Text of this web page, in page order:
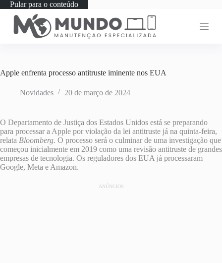
Pular para o conteúdo
Apple enfrenta processo antitruste iminente nos EUA
Novidades 20 de março de 2024
O Departamento de Justiça dos Estados Unidos está se preparando
para processar a Apple por violação da lei antitruste já na quinta-feira,
relata Bloomberg. O processo será o culminar de uma investigação que
começou inicialmente em 2019 como uma revisão antitruste de grandes
empresas de tecnologia. Os reguladores dos EUA já processaram
Google, Meta e Amazon.
ANÚNCIOS